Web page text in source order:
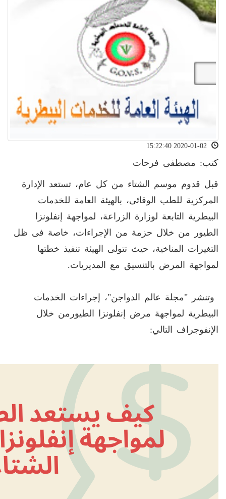
كتب: مصطفى فرحات
قبل قدوم موسم الشتاء من كل عام، تستعد الإدارة
المركزية للطب الوقائى، بالهيئة العامة للخدمات
البيطرية التابعة لوزارة الزراعة، لمواجهة إنفلونزا
الطيور من خلال حزمة من الإجراءات، خاصة فى ظل
التغيرات المناخية، حيث تتولى الهيئة تنفيذ خطتها
لمواجهة المرض بالتنسيق مع المديريات.
وتنشر "مجلة عالم الدواجن"، إجراءات الخدمات
البيطرية لمواجهة مرض إنفلونزا الطيورمن خلال
الإنفوجراف التالي: